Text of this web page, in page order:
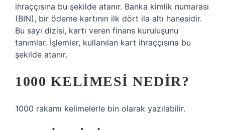
ihraççısına bu şekilde atanır. Banka kimlik numarası
(BIN), bir ödeme kartının ilk dört ila altı hanesidir.
Bu sayı dizisi, kartı veren finans kuruluşunu
tanımlar. İşlemler, kullanılan kart ihraççısına bu
şekilde atanır.
1000 KELIMESI NEDIR?
1000 rakamı kelimelerle bin olarak yazılabilir.